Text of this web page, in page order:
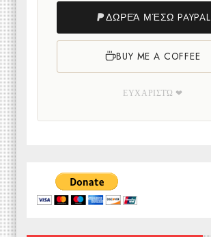
ΔΩΡΕΆ ΜΈΣΩ PAYPAL
BUY ME A COFFEE
ΕΥΧΑΡΙΣΤΏ ❤